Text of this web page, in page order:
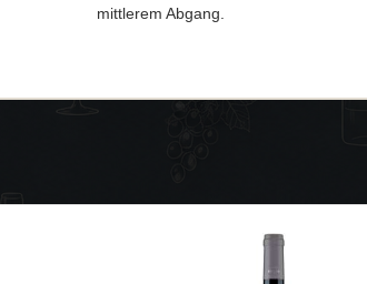
mittlerem Abgang.